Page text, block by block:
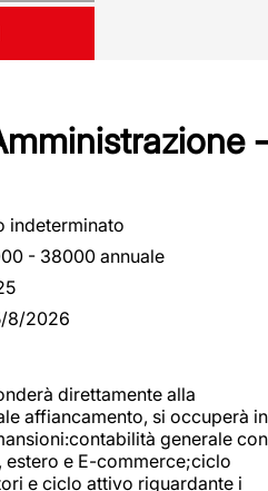
-
indeterminato
- 38000 annuale
8/2026
direttamente alla
affiancamento, si occuperà in
generale con
e E-commerce;ciclo
e ciclo attivo riguardante i